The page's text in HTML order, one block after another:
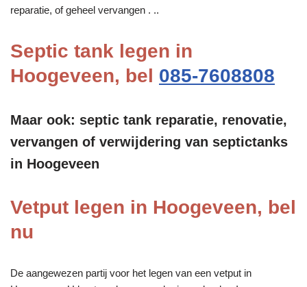
reparatie, of geheel vervangen . ..
Septic tank legen in
Hoogeveen, bel 085-7608808
Maar ook: septic tank reparatie, renovatie,
vervangen of verwijdering van septictanks
in Hoogeveen
Vetput legen in Hoogeveen, bel
nu
De aangewezen partij voor het legen van een vetput in